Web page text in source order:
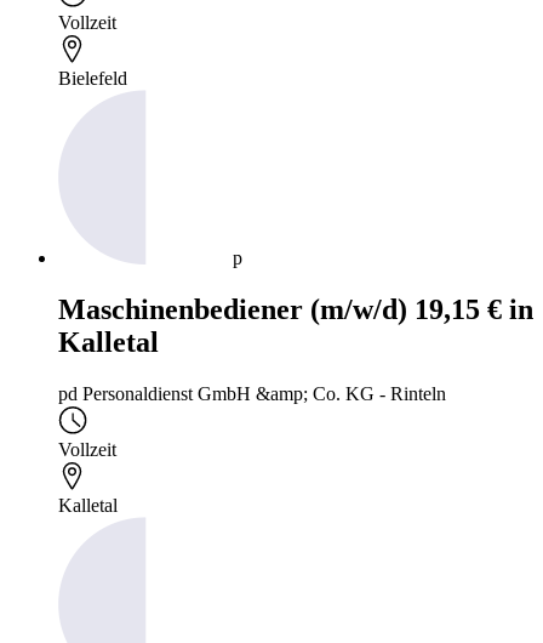
Vollzeit
Bielefeld
p
Maschinenbediener (m/w/d) 19,15 € in
Kalletal
pd Personaldienst GmbH &amp; Co. KG - Rinteln
Vollzeit
Kalletal